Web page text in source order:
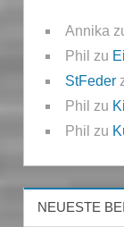
Annika
Phil zu
StFeder
Phil zu
Phil zu
NEUESTE